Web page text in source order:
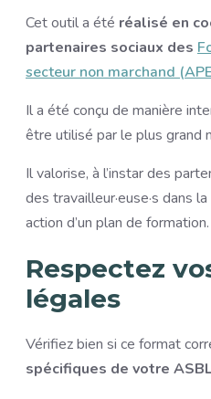
Cet outil a été réalisé en
partenaires sociaux des
secteur non marchand
Il a été conçu de manière
être utilisé par le plus grand
Il valorise, à l’instar des
des travailleur·euse·s dans
action d’un plan de formation.
Respectez
légales
Vérifiez bien si ce format
spécifiques de votre